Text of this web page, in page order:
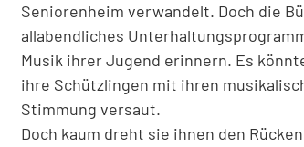
Seniorenheim verwandelt. Doch die
allabendliches
Musik ihrer Jugend erinnern. Es
ihre Schützlingen mit ihren
Stimmung versaut.
Doch kaum dreht sie ihnen den